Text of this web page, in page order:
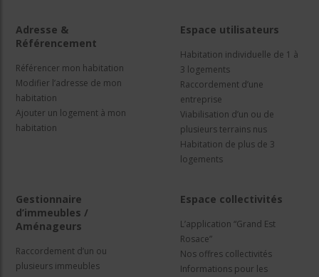
Adresse &
Référencement
Référencer mon habitation
Modifier l’adresse de mon
habitation
Ajouter un logement à mon
habitation
Espace utilisateurs
Habitation individuelle de 1 à
3 logements
Raccordement d’une
entreprise
Viabilisation d’un ou de
plusieurs terrains nus
Habitation de plus de 3
logements
Gestionnaire
d’immeubles /
Aménageurs
Raccordement d’un ou
plusieurs immeubles
Espace collectivités
L’application “Grand Est
Rosace”
Nos offres collectivités
Informations pour les